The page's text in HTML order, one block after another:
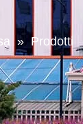
» Prodotti